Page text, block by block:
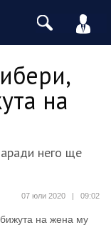
на
него ще
07 юли 2020 | 09:02